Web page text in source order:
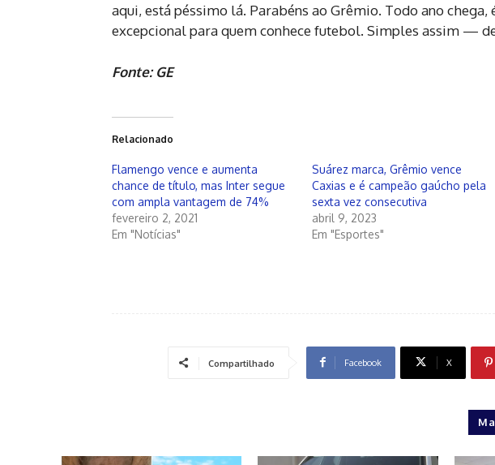
aqui, está péssimo lá. Parabéns ao Grêmio. Todo ano
excepcional para quem conhece futebol. Simples assim —
Fonte: GE
Relacionado
Flamengo vence e aumenta
chance de título, mas Inter segue
com ampla vantagem de 74%
fevereiro 2, 2021
Em "Notícias"
Suárez marca, Grêmio vence
Caxias e é campeão gaúcho pela
sexta vez consecutiva
abril 9, 2023
Em "Esportes"
Compartilhado Facebook X